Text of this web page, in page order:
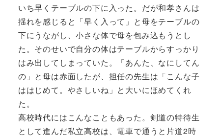
いち早くテーブルの下に入った。だが和孝さんは
揺れを感じると「早く入って」と母をテーブルの
下にうながし、小さな体で母を包み込もうとし
た。そのせいで自分の体はテーブルからすっかり
はみ出してしまっていた。「あんた、なにしてん
の」と母は赤面したが、担任の先生は「こんな子
ははじめて。やさしいね」と大いにほめてくれ
た。
高校時代にはこんなこともあった。剣道の特待生
として進んだ私立高校は、電車で通うと片道2時